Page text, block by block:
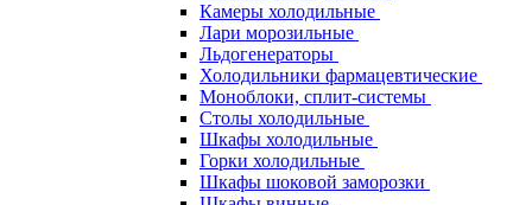
Камеры холодильные
Лари морозильные
Льдогенераторы
Холодильники фармацевтические
Моноблоки, сплит-системы
Столы холодильные
Шкафы холодильные
Горки холодильные
Шкафы шоковой заморозки